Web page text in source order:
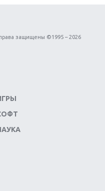
эволюции
Spider-Man и
Америки
Microsoft и
защищены ©1995 – 2026